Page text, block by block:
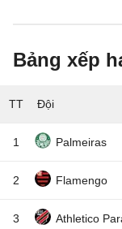
Bảng xếp
TT Đội
1 Palmeiras
2 Flamengo
3 Athletico